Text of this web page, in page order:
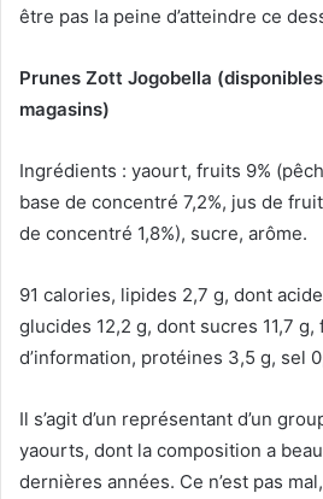
être pas la peine d’atteindre ce
Prunes Zott Jogobella
magasins)
Ingrédients : yaourt, fruits 9%
base de concentré 7,2%, jus de
de concentré 1,8%), sucre, arôme.
91 calories, lipides 2,7 g, dont
glucides 12,2 g, dont sucres 11,7 g,
d’information, protéines 3,5 g, sel
Il s’agit d’un représentant d’un
yaourts, dont la composition a
dernières années. Ce n’est pas